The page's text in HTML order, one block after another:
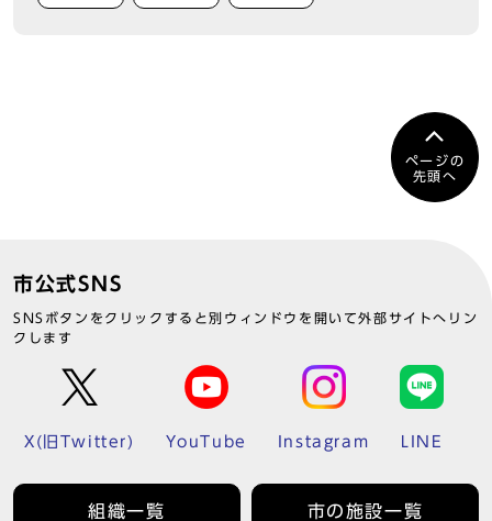
ページの
先頭へ
市公式SNS
SNSボタンをクリックすると別ウィンドウを開いて外部サイトへリン
クします
X(旧Twitter) YouTube Instagram LINE
組織一覧 市の施設一覧